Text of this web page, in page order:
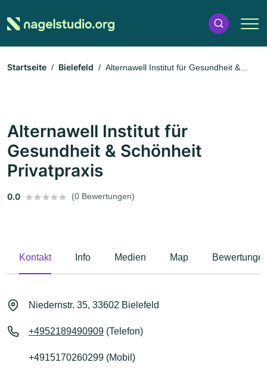
Startseite Bielefeld
Alternawell Institut für Gesundheit &
Alternawell Institut für
Gesundheit & Schönheit
Privatpraxis
0.0 (0 Bewertungen)
Kontakt Info Medien Map
Niedernstr. 35, 33602 Bielefeld
+4952189490909 (Telefon)
+4915170260299 (Mobil)